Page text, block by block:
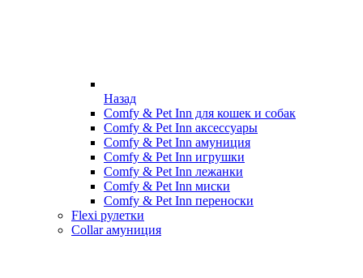
Назад
Comfy & Pet Inn для кошек и собак
Comfy & Pet Inn аксессуары
Comfy & Pet Inn амуниция
Comfy & Pet Inn игрушки
Comfy & Pet Inn лежанки
Comfy & Pet Inn миски
Comfy & Pet Inn переноски
Flexi рулетки
Collar амуниция